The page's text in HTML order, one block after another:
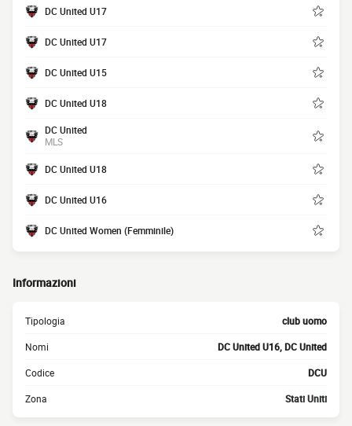
DC United U17
DC United U17
DC United U15
DC United U18
DC United
MLS
DC United U18
DC United U16
DC United Women (Femminile)
Informazioni
Tipologia club uomo
Nomi DC United U16, DC United
Codice DCU
Zona Stati Uniti